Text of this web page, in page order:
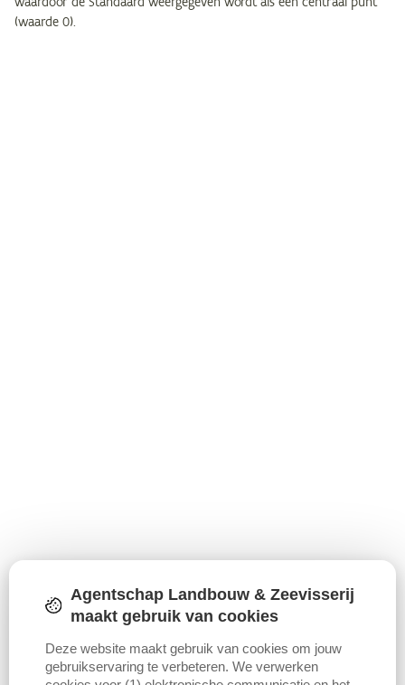
(waarde 0).
Agentschap Landbouw & Zeevisserij
maakt gebruik van cookies
Deze website maakt gebruik van cookies om jouw
gebruikservaring te verbeteren. We verwerken